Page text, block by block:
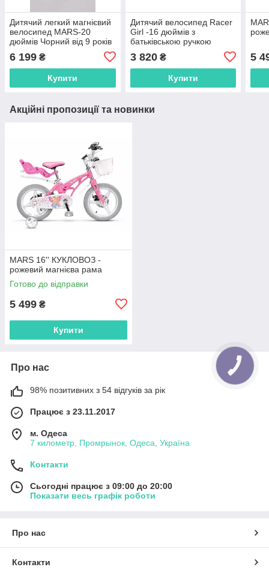
Дитячий легкий магнієвий
велосипед MARS-20
дюймів Чорний від 9 років
6 199 ₴
Купити
Дитячий велосипед Racer
Girl -16 дюймів з
батьківською ручкою
3 820₴
Купити
5
Акційні пропозиції та новинки
MARS 16'' КУКЛОВОЗ -
рожевий магнієва рама
Готово до відправки
5 499 ₴
Купити
Про нас
98% позитивних з 54 відгуків за рік
Працює з 23.11.2017
м. Одеса
7 километр, Промрынок, Одеса, Україна
Контакти
Сьогодні працює з 09:00 до 20:00
Показати весь графік роботи
Про нас
Контакти